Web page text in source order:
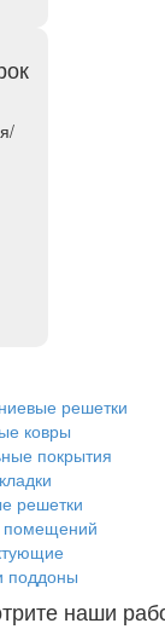
решетки
ковры
покрытия
решетки
помещений
поддоны
наши